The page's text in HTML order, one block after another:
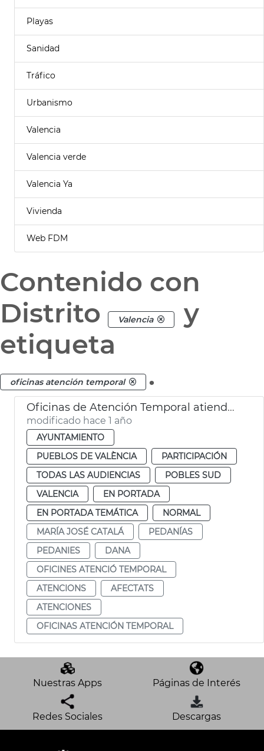
Playas
Sanidad
Tráfico
Urbanismo
Valencia
Valencia verde
Valencia Ya
Vivienda
Web FDM
Contenido con
Distrito
Valencia
y
etiqueta
oficinas atención temporal .
Oficinas de Atención Temporal atienden a 600 afectados DANA pedanias
modificado hace 1 año
AYUNTAMIENTO
PUEBLOS DE VALÈNCIA
PARTICIPACIÓN
TODAS LAS AUDIENCIAS
POBLES SUD
VALENCIA
EN PORTADA
EN PORTADA TEMÁTICA
NORMAL
MARÍA JOSÉ CATALÁ
PEDANÍAS
PEDANIES
DANA
OFICINES ATENCIÓ TEMPORAL
ATENCIONS
AFECTATS
ATENCIONES
OFICINAS ATENCIÓN TEMPORAL
Nuestras Apps Páginas de Interés
Redes Sociales Descargas